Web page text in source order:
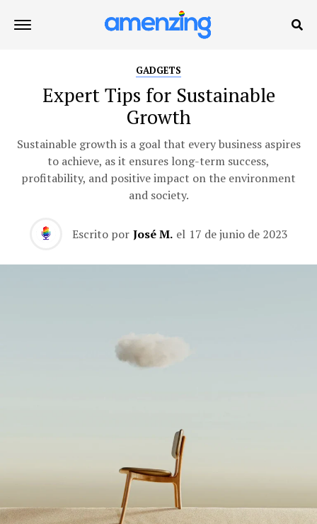
GADGETS
Expert Tips for Sustainable
Growth
Sustainable growth is a goal that every business aspires
to achieve, as it ensures long-term success,
profitability, and positive impact on the environment
and society.
Escrito por José M. el 17 de junio de 2023